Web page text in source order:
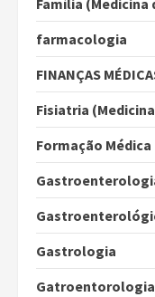
Família (Medicina
farmacologia
FINANÇAS
Fisiatria
Formação Médica
Gastrologia
Gatroentorologia